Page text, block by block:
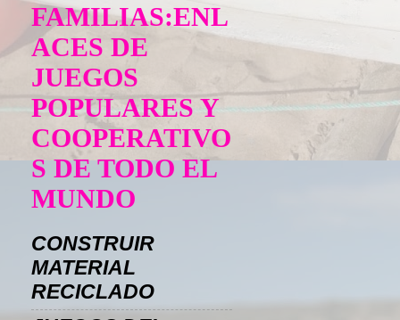
FAMILIAS:ENL
ACES DE
JUEGOS
POPULARES Y
COOPERATIVO
S DE TODO EL
MUNDO
CONSTRUIR
MATERIAL
RECICLADO